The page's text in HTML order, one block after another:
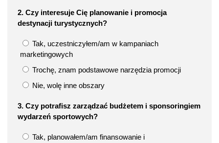
2. Czy interesuje Cię planowanie i promocja
destynacji turystycznych?
Tak, uczestniczyłem/am w kampaniach
marketingowych
Trochę, znam podstawowe narzędzia promocji
Nie, wolę inne obszary
3. Czy potrafisz zarządzać budżetem i sponsoringiem
wydarzeń sportowych?
Tak, planowałem/am finansowanie i